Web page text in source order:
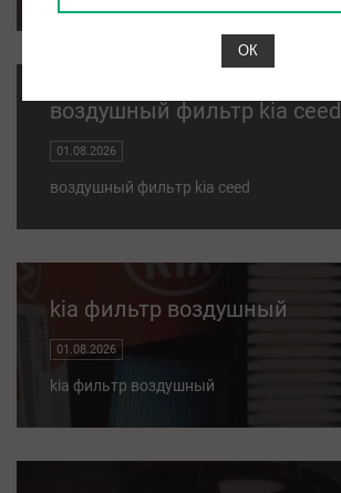
воздушный фильтр kia ceed
01.08.2026
воздушный фильтр kia ceed
kia фильтр воздушный
01.08.2026
kia фильтр воздушный
ОК